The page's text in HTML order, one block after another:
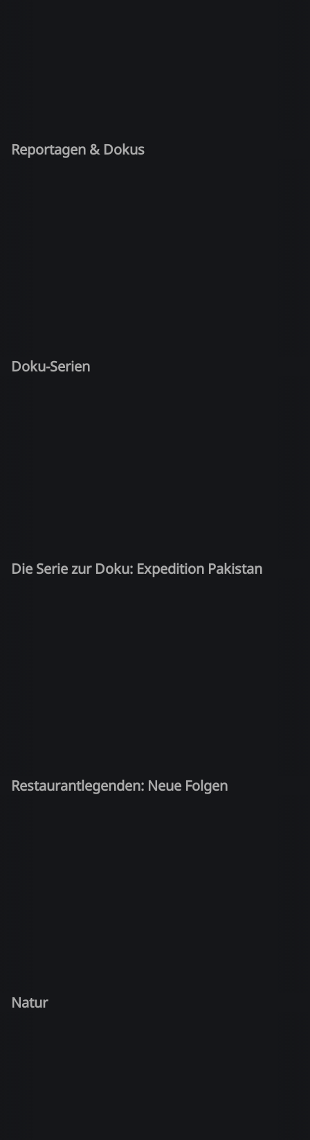
Reportagen & Dokus
Doku-Serien
Die Serie zur Doku: Expedition Pakistan
Restaurantlegenden: Neue Folgen
Natur